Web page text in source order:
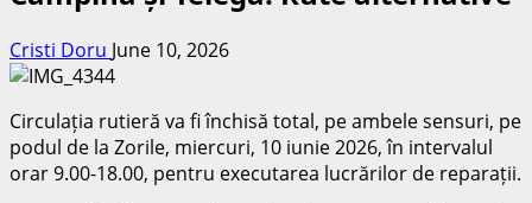
Cristi Doru June 10, 2026
Circulația rutieră va fi închisă total, pe ambele sensuri, pe
podul de la Zorile, miercuri, 10 iunie 2026, în intervalul
orar 9.00-18.00, pentru executarea lucrărilor de reparații.